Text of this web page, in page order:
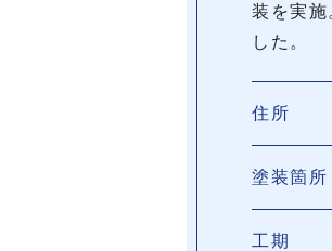
装を実
した。
住所
塗装箇所
工期